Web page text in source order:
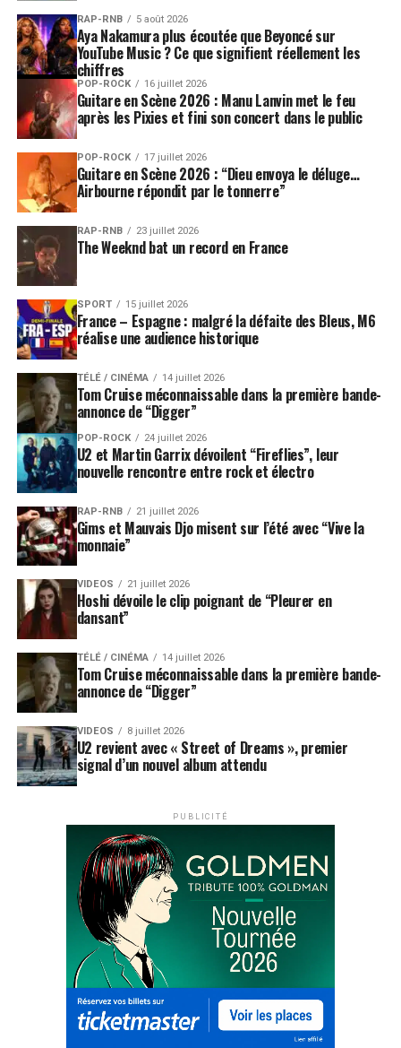
RAP-RNB 5 août 2026
Aya Nakamura plus écoutée que Beyoncé sur
YouTube Music ? Ce que signifient réellement les
chiffres
POP-ROCK 16 juillet 2026
Guitare en Scène 2026 : Manu Lanvin met le feu
après les Pixies et fini son concert dans le public
POP-ROCK 17 juillet 2026
Guitare en Scène 2026 : “Dieu envoya le déluge…
Airbourne répondit par le tonnerre”
RAP-RNB 23 juillet 2026
The Weeknd bat un record en France
SPORT 15 juillet 2026
France – Espagne : malgré la défaite des Bleus, M6
réalise une audience historique
TÉLÉ / CINÉMA 14 juillet 2026
Tom Cruise méconnaissable dans la première bande-
annonce de “Digger”
POP-ROCK 24 juillet 2026
U2 et Martin Garrix dévoilent “Fireflies”, leur
nouvelle rencontre entre rock et électro
RAP-RNB 21 juillet 2026
Gims et Mauvais Djo misent sur l’été avec “Vive la
monnaie”
VIDEOS 21 juillet 2026
Hoshi dévoile le clip poignant de “Pleurer en
dansant”
TÉLÉ / CINÉMA 14 juillet 2026
Tom Cruise méconnaissable dans la première bande-
annonce de “Digger”
VIDEOS 8 juillet 2026
U2 revient avec « Street of Dreams », premier
signal d’un nouvel album attendu
PUBLICITÉ